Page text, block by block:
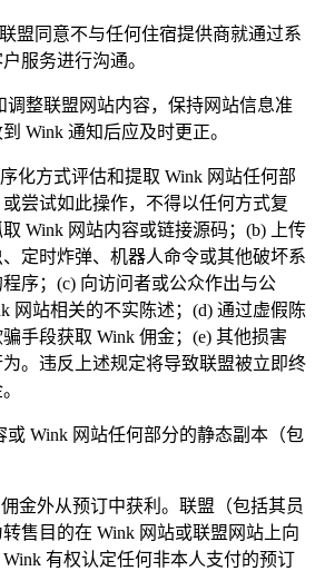
盟同意不与任何住宿提供商就通过系
服务进行沟通。
调整联盟网站内容，保持网站信息准
Wink 通知后应及时更正。
化方式评估和提取 Wink 网站任何部
尝试如此操作，不得以任何方式复
Wink 网站内容或链接源码；(b) 上传
定时炸弹、机器人命令或其他破坏系
序；(c) 向访问者或公众作出与公
网站相关的不实陈述；(d) 通过虚假陈
手段获取 Wink 佣金；(e) 其他损害
。违反上述规定将导致联盟被立即终
或 Wink 网站任何部分的静态副本（包
金外从预订中获利。联盟（包括其员
售目的在 Wink 网站或联盟网站上向
有权认定任何非本人支付的预订